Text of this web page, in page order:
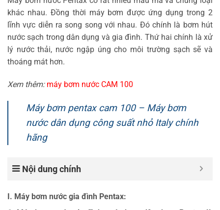
khác nhau. Đồng thời máy bơm được ứng dụng trong 2
lĩnh vực diễn ra song song với nhau. Đó chính là bơm hút
nước sạch trong dân dụng và gia đình. Thứ hai chính là xử
lý nước thải, nước ngập úng cho môi trường sạch sẽ và
thoáng mát hơn.
Xem thêm: máy bơm nước CAM 100
Máy bơm pentax cam 100 – Máy bơm
nước dân dụng công suất nhỏ Italy chính
hãng
Nội dung chính
I. Máy bơm nước gia đình Pentax: